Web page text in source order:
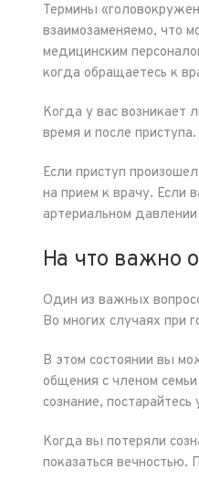
Термины
взаимозаменяемо, что
медицинским
когда обращаетесь к
Когда у вас возникает
время и после
Если приступ
на прием к врачу. Если
артериальном
На что важно
Один из важных
Во многих случаях при
В этом состоянии вы
общения с членом
сознание,
Когда вы потеряли
показаться